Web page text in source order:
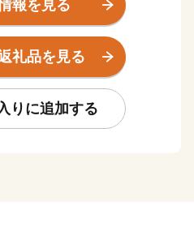
方が名古屋を訪れるなど、名
ってきています。また、アジ
開催や、リニア中央新幹線の
期待されます。
報を見る
礼品を見る
りに追加する